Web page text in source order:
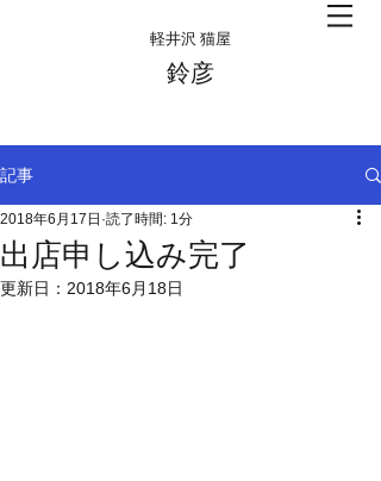
​軽井沢 猫屋
​鈴彦
記事
出店申し込み完了
2018年6月17日 読了時間: 1分
更新日： 2018年6月18日